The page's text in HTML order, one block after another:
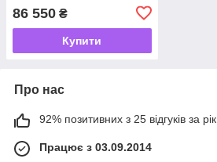
86 550 ₴
Купити
Про нас
92% позитивних з 25 відгуків за рік
Працює з 03.09.2014